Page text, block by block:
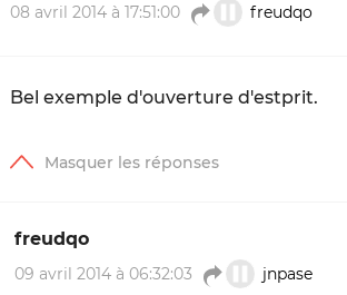
08 avril 2014 à 17:51:00 freudqo
Bel exemple d'ouverture d'estprit.
freudqo
09 avril 2014 à 06:32:03 jnpase